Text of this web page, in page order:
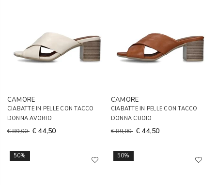
CAMORE
CIABATTE IN PELLE CON TACCO
DONNA AVORIO
€ 89,00 € 44,50
CAMORE
CIABATTE IN PELLE CON TACCO
DONNA CUOIO
€ 89,00 € 44,50
50% 50%